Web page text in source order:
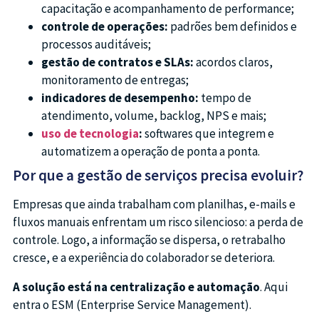
capacitação e acompanhamento de performance;
controle de operações: padrões bem definidos e
processos auditáveis;
gestão de contratos e SLAs:acordos claros,
monitoramento de entregas;
indicadores de desempenho: tempo de
atendimento, volume, backlog, NPS e mais;
uso de tecnologia:softwares que integrem e
automatizem a operação de ponta a ponta.
Por que a gestão de serviços precisa evoluir?
Empresas que ainda trabalham com planilhas, e-mails e
fluxos manuais enfrentam um risco silencioso: a perda de
controle. Logo, a informação se dispersa, o retrabalho
cresce, e a experiência do colaborador se deteriora.
A solução está na centralização e automação. Aqui
entra o ESM (Enterprise Service Management).